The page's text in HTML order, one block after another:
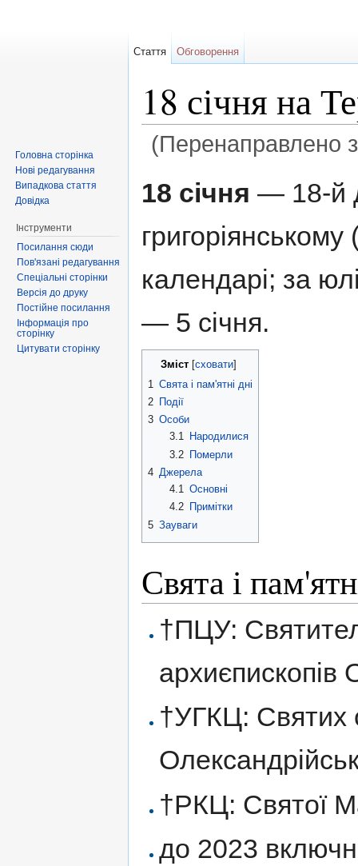
18 січня на
(Перенаправлено
18 січня — 18-й
календарі; за
— 5 січня.
Зміст [сховати]
1 Свята і пам'ятні дні
2 Події
3 Особи
3.1
Народилися
3.2 Померли
4 Джерела
4.1
Основні
4.2
Примітки
5 Зауваги
Свята і
†ПЦУ:
архиєпископів
†УГКЦ: Святих
†РКЦ: Святої
до 2023
Стаття Обговорення
Головна сторінка
Нові редагування
Випадкова стаття
Довідка
Інструменти
Посилання сюди
Пов'язані редагування
Спеціальні сторінки
Версія до друку
Постійне посилання
Інформація про
сторінку
Цитувати сторінку